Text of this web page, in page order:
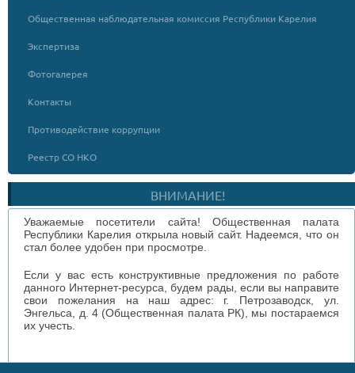
Общественная наблюдательная комиссия Республики Карелия
Экспертиза
Фотогалерея
Контакты
Противодействие коррупции
Реестр СО НКО
ВНИМАНИЕ!
Уважаемые посетители сайта! Общественная палата
Республики Карелия открыла новый сайт. Надеемся, что он
стал более удобен при просмотре.
Если у вас есть конструктивные предложения по работе
данного Интернет-ресурса, будем рады, если вы направите
свои пожелания на наш адрес: г. Петрозаводск, ул.
Энгельса, д. 4 (Общественная палата РК), мы постараемся
их учесть.